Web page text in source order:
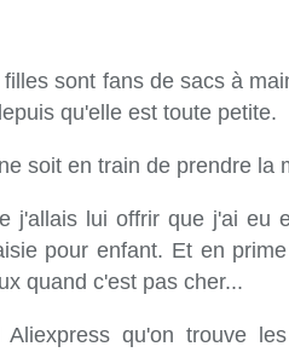
sont fans de sacs à
qu'elle est toute petite.
soit en train de prendre la
j'allais lui offrir que j'ai eu
pour enfant. Et en
quand c'est pas cher...
qu'on trouve